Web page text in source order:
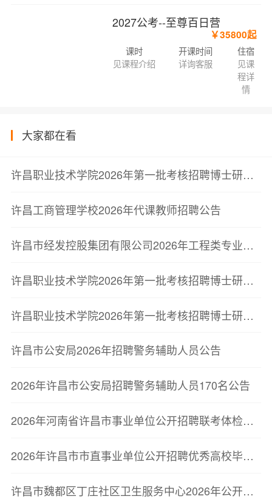
2027公考--至尊百日营
￥35800起
课时
见课程介绍
开课时间
详询客服
住宿
见课
程详
情
大家都在看
许昌职业技术学院2026年第一批考核招聘博士研究生拟聘用人员名单公示
许昌工商管理学校2026年代课教师招聘公告
许昌市经发控股集团有限公司2026年工程类专业人员招聘总成绩及拟录用人员公示
许昌职业技术学院2026年第一批考核招聘博士研究生递补人员考察结果公告
许昌职业技术学院2026年第一批考核招聘博士研究生考察结果公告
许昌市公安局2026年招聘警务辅助人员公告
2026年许昌市公安局招聘警务辅助人员170名公告
2026年河南省许昌市事业单位公开招聘联考体检结果公告
2026年许昌市市直事业单位公开招聘优秀高校毕业生拟加分人员公示
许昌市魏都区丁庄社区卫生服务中心2026年公开招聘专业技术人员公告